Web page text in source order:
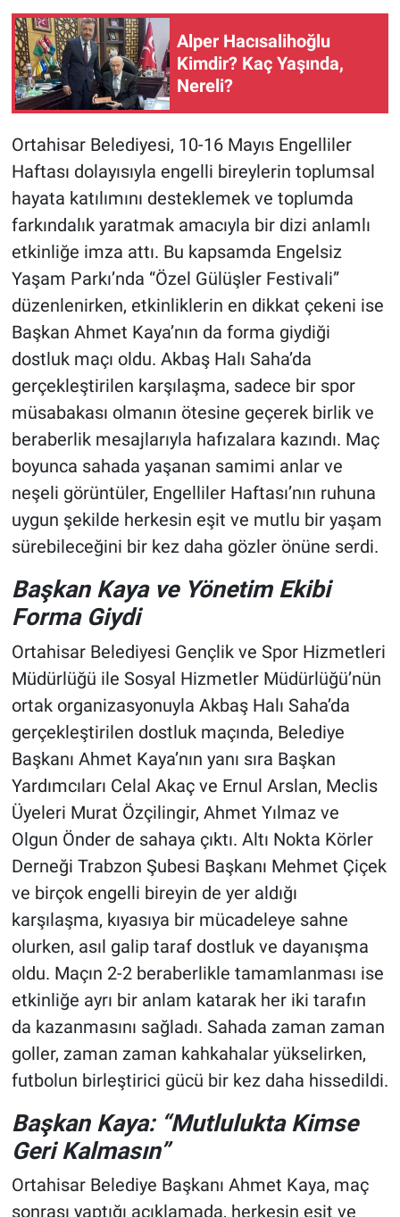
Alper Hacısalihoğlu
Kimdir? Kaç Yaşında,
Nereli?
Ortahisar Belediyesi, 10-16 Mayıs Engelliler
Haftası dolayısıyla engelli bireylerin toplumsal
hayata katılımını desteklemek ve toplumda
farkındalık yaratmak amacıyla bir dizi anlamlı
etkinliğe imza attı. Bu kapsamda Engelsiz
Yaşam Parkı’nda “Özel Gülüşler Festivali”
düzenlenirken, etkinliklerin en dikkat çekeni ise
Başkan Ahmet Kaya’nın da forma giydiği
dostluk maçı oldu. Akbaş Halı Saha’da
gerçekleştirilen karşılaşma, sadece bir spor
müsabakası olmanın ötesine geçerek birlik ve
beraberlik mesajlarıyla hafızalara kazındı. Maç
boyunca sahada yaşanan samimi anlar ve
neşeli görüntüler, Engelliler Haftası’nın ruhuna
uygun şekilde herkesin eşit ve mutlu bir yaşam
sürebileceğini bir kez daha gözler önüne serdi.
Başkan Kaya ve Yönetim Ekibi
Forma Giydi
Ortahisar Belediyesi Gençlik ve Spor Hizmetleri
Müdürlüğü ile Sosyal Hizmetler Müdürlüğü’nün
ortak organizasyonuyla Akbaş Halı Saha’da
gerçekleştirilen dostluk maçında, Belediye
Başkanı Ahmet Kaya’nın yanı sıra Başkan
Yardımcıları Celal Akaç ve Ernul Arslan, Meclis
Üyeleri Murat Özçilingir, Ahmet Yılmaz ve
Olgun Önder de sahaya çıktı. Altı Nokta Körler
Derneği Trabzon Şubesi Başkanı Mehmet Çiçek
ve birçok engelli bireyin de yer aldığı
karşılaşma, kıyasıya bir mücadeleye sahne
olurken, asıl galip taraf dostluk ve dayanışma
oldu. Maçın 2-2 beraberlikle tamamlanması ise
etkinliğe ayrı bir anlam katarak her iki tarafın
da kazanmasını sağladı. Sahada zaman zaman
goller, zaman zaman kahkahalar yükselirken,
futbolun birleştirici gücü bir kez daha hissedildi.
Başkan Kaya: “Mutlulukta Kimse
Geri Kalmasın”
Ortahisar Belediye Başkanı Ahmet Kaya, maç
sonrası yaptığı açıklamada, herkesin eşit ve